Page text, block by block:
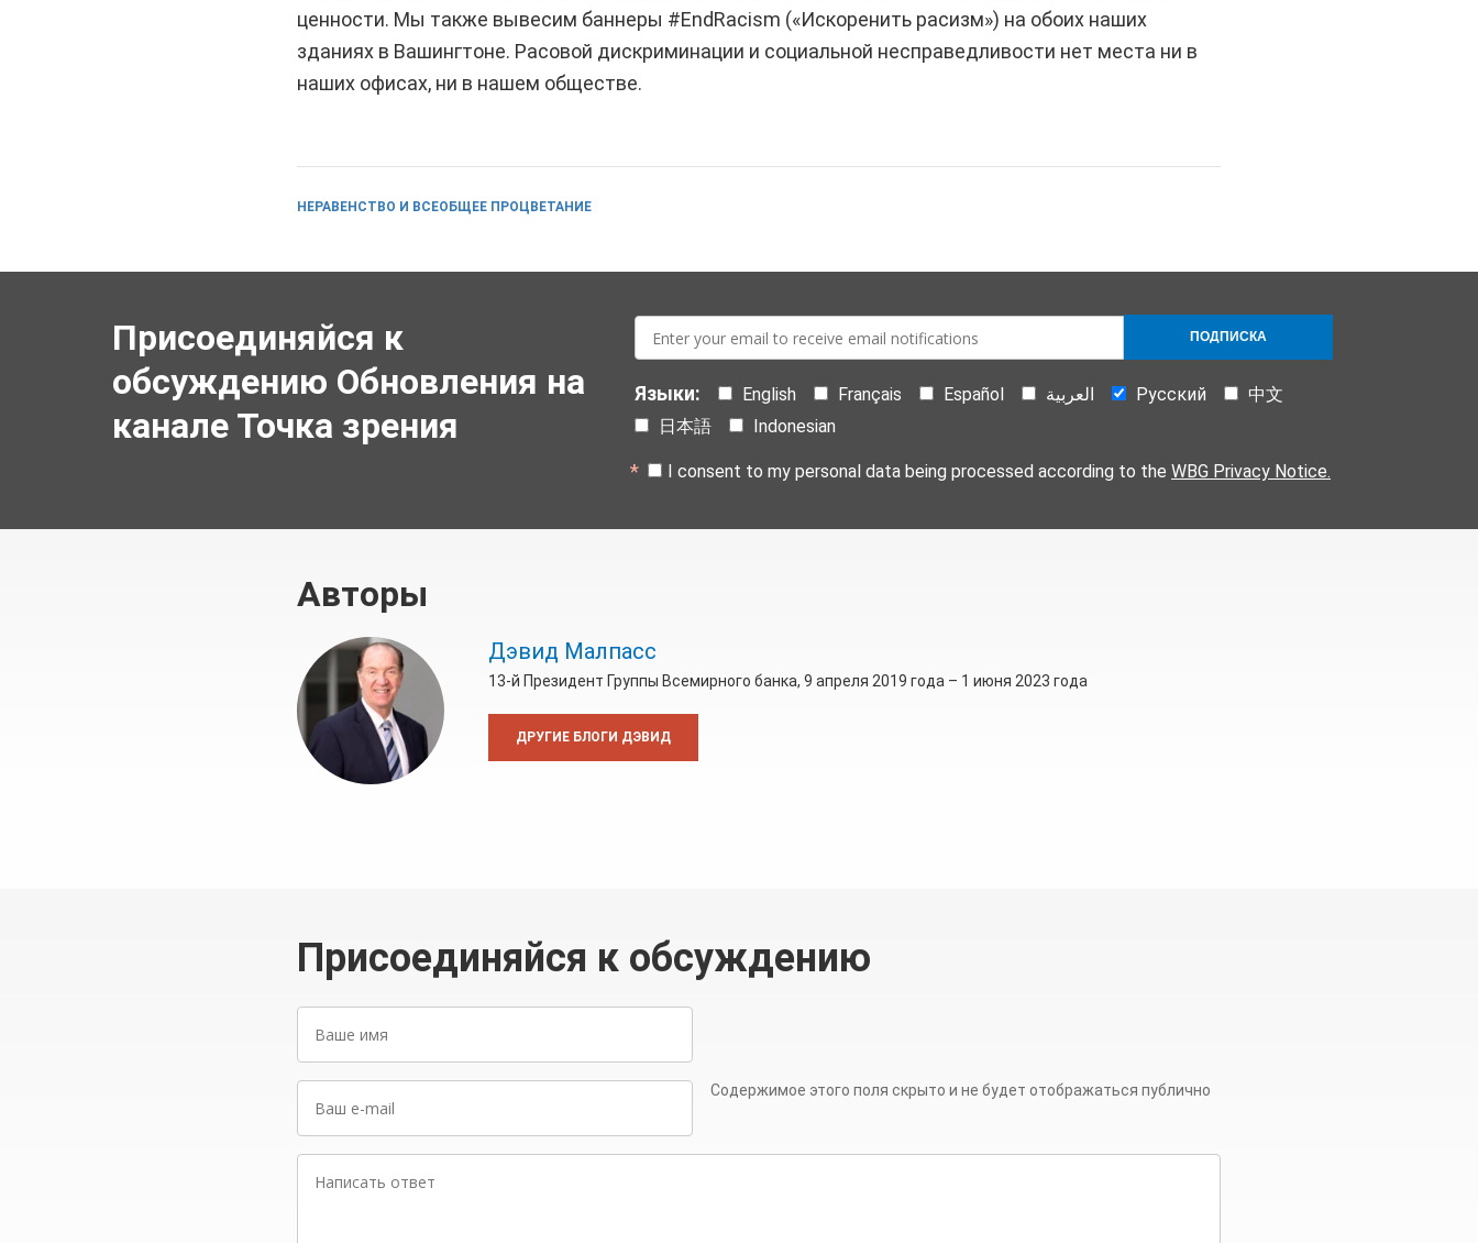
ценности. Мы также вывесим баннеры #EndRacism («Искоренить расизм») на обоих наших
зданиях в Вашингтоне. Расовой дискриминации и социальной несправедливости нет места ни в
наших офисах, ни в нашем обществе.
НЕРАВЕНСТВО И ВСЕОБЩЕЕ ПРОЦВЕТАНИЕ
Присоединяйся к
обсуждению Обновления на
канале Точка зрения
mail:
Языки: English Français Español العربية Русский
中文
日本語
Indonesian
I consent to my personal data being processed according to the WBG Privacy Notice.
ПОДПИСКА
Авторы
Дэвид Малпасс
13-й Президент Группы Всемирного банка, 9 апреля 2019 года – 1 июня 2023 года
ДРУГИЕ БЛОГИ ДЭВИД
Присоединяйся к обсуждению
имя
Содержимое этого поля скрыто и не будет отображаться публично
ответ